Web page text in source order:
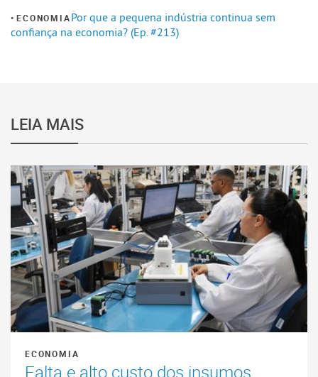
ECONOMIAPor que a pequena indústria continua sem
confiança na economia? (Ep. #213)
LEIA MAIS
ECONOMIA
Falta e alto custo dos insumos